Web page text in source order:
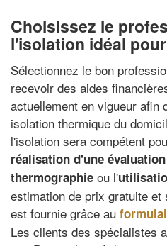
Choisissez le
l'isolation idéal
Sélectionnez le bon
recevoir des aides
actuellement en vigueur afin
isolation thermique du
l'isolation sera compétent
réalisation d'une
thermographie ou l'
estimation de prix gratuite et
est fournie grâce au
Les clients des spécialistes